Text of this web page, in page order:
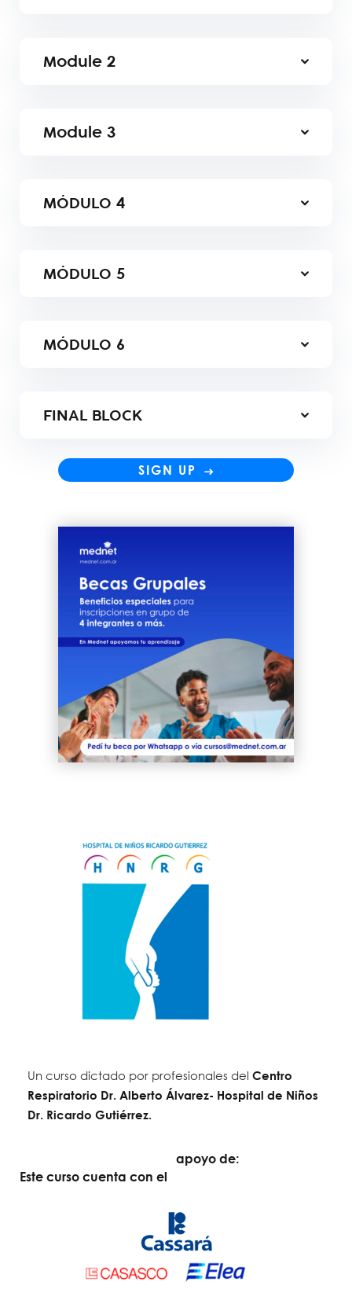
Module 2
Module 3
MÓDULO 4
MÓDULO 5
MÓDULO 6
FINAL BLOCK
SIGN UP
Un curso dictado por profesionales del Centro
Respiratorio Dr. Alberto Álvarez- Hospital de Niños
Dr. Ricardo Gutiérrez.
Este curso cuenta con el
apoyo de: